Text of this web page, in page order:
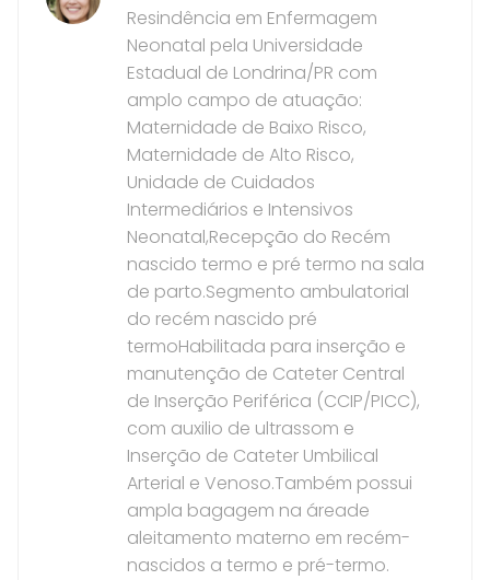
Resindência em Enfermagem
Neonatal pela Universidade
Estadual de Londrina/PR com
amplo campo de atuação:
Maternidade de Baixo Risco,
Maternidade de Alto Risco,
Unidade de Cuidados
Intermediários e Intensivos
Neonatal,Recepção do Recém
nascido termo e pré termo na sala
de parto.Segmento ambulatorial
do recém nascido pré
termoHabilitada para inserção e
manutenção de Cateter Central
de Inserção Periférica (CCIP/PICC),
com auxilio de ultrassom e
Inserção de Cateter Umbilical
Arterial e Venoso.Também possui
ampla bagagem na áreade
aleitamento materno em recém-
nascidos a termo e pré-termo.